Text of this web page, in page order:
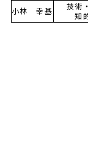
小林 幸基
技術
知